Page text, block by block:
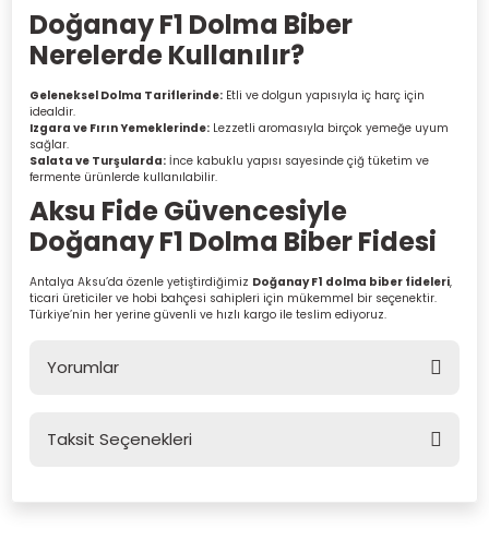
Doğanay F1 Dolma Biber
Nerelerde Kullanılır?
Geleneksel Dolma Tariflerinde: Etli ve dolgun yapısıyla iç harç için
idealdir.
Izgara ve Fırın Yemeklerinde: Lezzetli aromasıyla birçok yemeğe uyum
sağlar.
Salata ve Turşularda: İnce kabuklu yapısı sayesinde çiğ tüketim ve
fermente ürünlerde kullanılabilir.
Aksu Fide Güvencesiyle
Doğanay F1 Dolma Biber Fidesi
Antalya Aksu’da özenle yetiştirdiğimiz Doğanay F1 dolma biber fideleri,
ticari üreticiler ve hobi bahçesi sahipleri için mükemmel bir seçenektir.
Türkiye’nin her yerine güvenli ve hızlı kargo ile teslim ediyoruz.
Yorumlar
Taksit Seçenekleri